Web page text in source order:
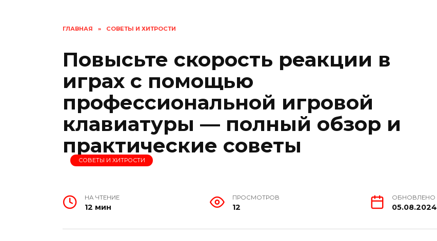
ГЛАВНАЯ » СОВЕТЫ И ХИТРОСТИ
Повысьте скорость реакции в
играх с помощью
профессиональной игровой
клавиатуры — полный обзор и
практические советы
СОВЕТЫ И ХИТРОСТИ
НА ЧТЕНИЕ
12 мин
ПРОСМОТРОВ
12
ОБНОВЛЕНО
05.08.2024